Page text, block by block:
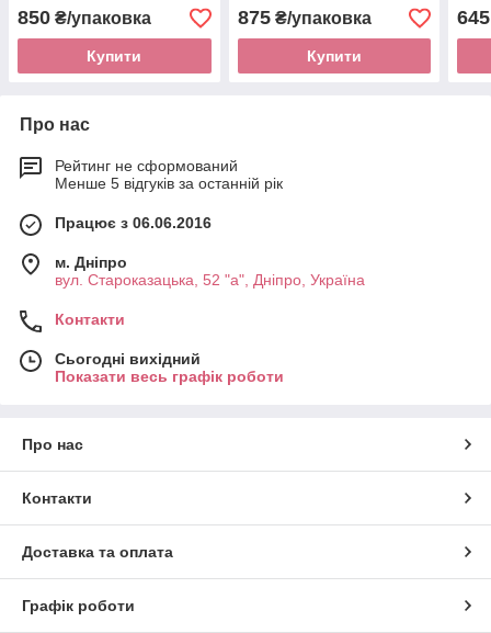
850 ₴/упаковка
Купити
875₴/упаковка
Купити
645
Про нас
Рейтинг не сформований
Менше 5 відгуків за останній рік
Працює з 06.06.2016
м. Дніпро
вул. Староказацька, 52 "а", Дніпро, Україна
Контакти
Сьогодні вихідний
Показати весь графік роботи
Про нас
Контакти
Доставка та оплата
Графік роботи